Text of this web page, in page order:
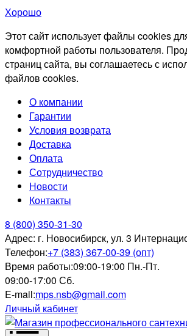
Хорошо
Этот сайт использует файлы cookies
комфортной работы пользователя.
страниц сайта, вы соглашаетесь с
файлов cookies.
О компании
Гарантии
Условия возврата
Доставка
Оплата
Сотрудничество
Новости
Контакты
8 (800) 350-31-30
Адрес: г. Новосибирск, ул. 3
Телефон:+7 (383) 367-00-39 (опт)
Время работы:09:00-19:00 Пн.-Пт.
09:00-17:00 Сб.
E-mail:mps.nsb@gmail.com
Личный кабинет